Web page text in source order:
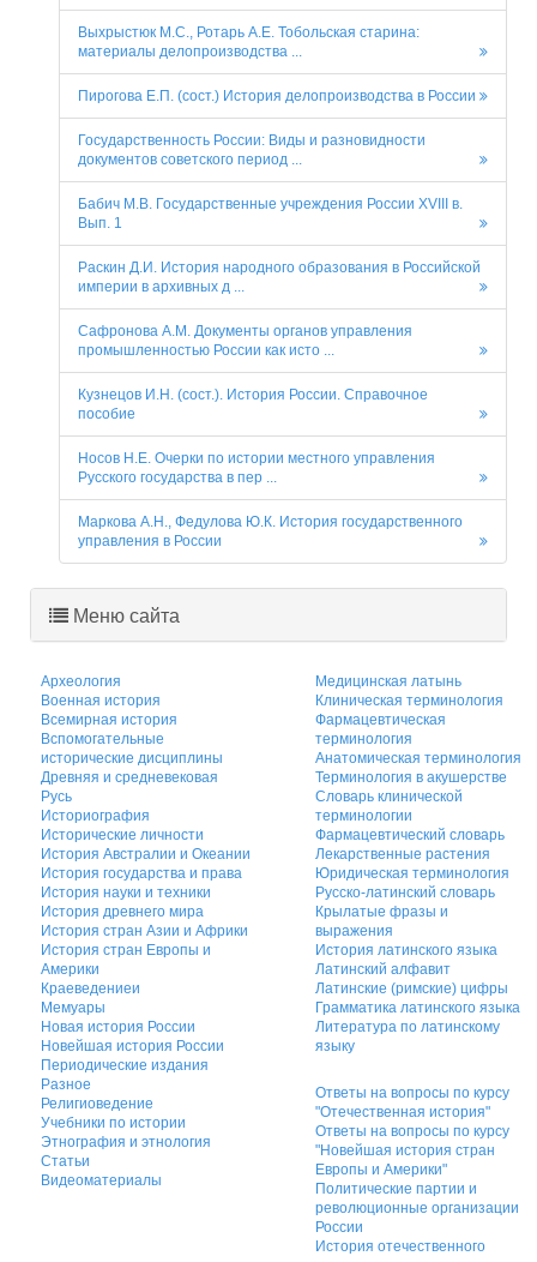
Выхрыстюк М.С., Ротарь А.Е. Тобольская старина:
материалы делопроизводства ...
Пирогова Е.П. (сост.) История делопроизводства в России
Государственность России: Виды и разновидности
документов советского период ...
Бабич М.В. Государственные учреждения России XVIII в.
Вып. 1
Раскин Д.И. История народного образования в Российской
империи в архивных д ...
Сафронова А.М. Документы органов управления
промышленностью России как исто ...
Кузнецов И.Н. (сост.). История России. Справочное
пособие
Носов Н.Е. Очерки по истории местного управления
Русского государства в пер ...
Маркова А.Н., Федулова Ю.К. История государственного
управления в России
Меню сайта
Археология
Военная история
Всемирная история
Вспомогательные
исторические дисциплины
Древняя и средневековая
Русь
Историография
Исторические личности
История Австралии и Океании
История государства и права
История науки и техники
История древнего мира
История стран Азии и Африки
История стран Европы и
Америки
Краеведениеи
Мемуары
Новая история России
Новейшая история России
Периодические издания
Разное
Религиоведение
Учебники по истории
Этнография и этнология
Статьи
Видеоматериалы
Медицинская латынь
Клиническая терминология
Фармацевтическая
терминология
Анатомическая терминология
Терминология в акушерстве
Словарь клинической
терминологии
Фармацевтический словарь
Лекарственные растения
Юридическая терминология
Русско-латинский словарь
Крылатые фразы и
выражения
История латинского языка
Латинский алфавит
Латинские (римские) цифры
Грамматика латинского языка
Литература по латинскому
языку
Ответы на вопросы по курсу
"Отечественная история"
Ответы на вопросы по курсу
"Новейшая история стран
Европы и Америки"
Политические партии и
революционные организации
России
История отечественного